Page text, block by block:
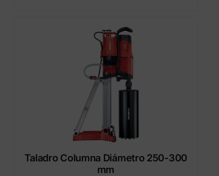
Taladro Columna Diámetro 250-300
mm